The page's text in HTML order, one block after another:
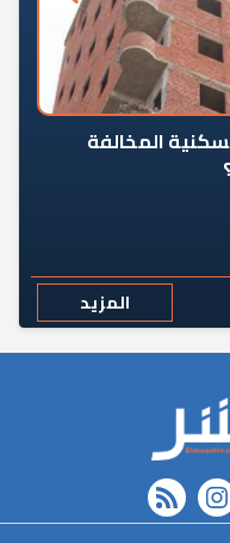
المخالفة
المزيد
instagram
rss feed